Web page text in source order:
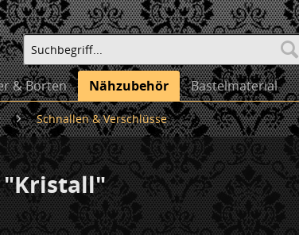
& Borten Nähzubehör Bastelmaterial
Schnallen & Verschlüsse
"Kristall"